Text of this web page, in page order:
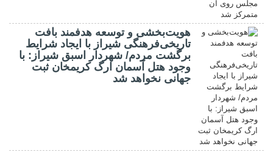
هویت‌بخشی و توسعه هدفمند بافت
تاریخی‌فرهنگی شیراز با ایجاد شرایط
برگشت مردم/ شهردار اسبق شیراز: با
وجود هتل آسمان ارگ کریمخان ثبت
جهانی نخواهد شد